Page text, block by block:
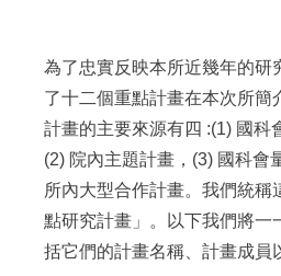
為了忠實反映本所近幾年的研
了十二個重點計畫在本次所簡
計畫的主要來源有四 :(1) 國科
(2) 院內主題計畫，(3) 國科會
所內大型合作計畫。我們統稱
點研究計畫」。以下我們將一
括它們的計畫名稱、計畫成員